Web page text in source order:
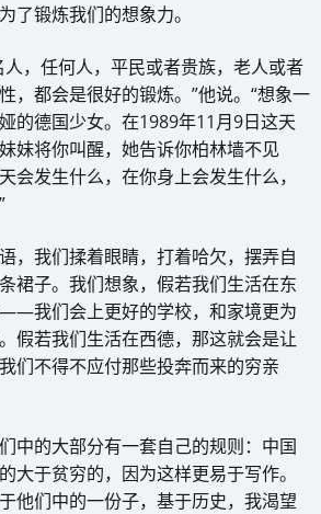
了锻炼我们的想象力。
，任何人，平民或者贵族，老人或者
，都会是很好的锻炼。”他说。“想象一
的德国少女。在1989年11月9日这天
妹将你叫醒，她告诉你柏林墙不见
会发生什么，在你身上会发生什么，
，我们揉着眼睛，打着哈欠，摆弄自
裙子。我们想象，假若我们生活在东
我们会上更好的学校，和家境更为
假若我们生活在西德，那这就会是让
们不得不应付那些投奔而来的穷亲
中的大部分有一套自己的规则：中国
大于贫穷的，因为这样更易于写作。
他们中的一份子，基于历史，我渴望